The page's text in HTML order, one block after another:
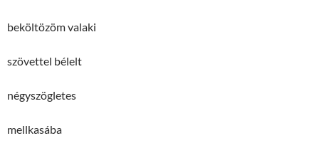
beköltözöm valaki
szövettel bélelt
négyszögletes
mellkasába